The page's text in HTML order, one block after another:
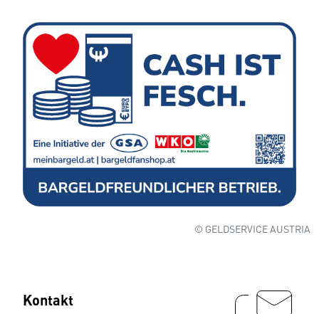
© GELDSERVICE AUSTRIA
Kontakt